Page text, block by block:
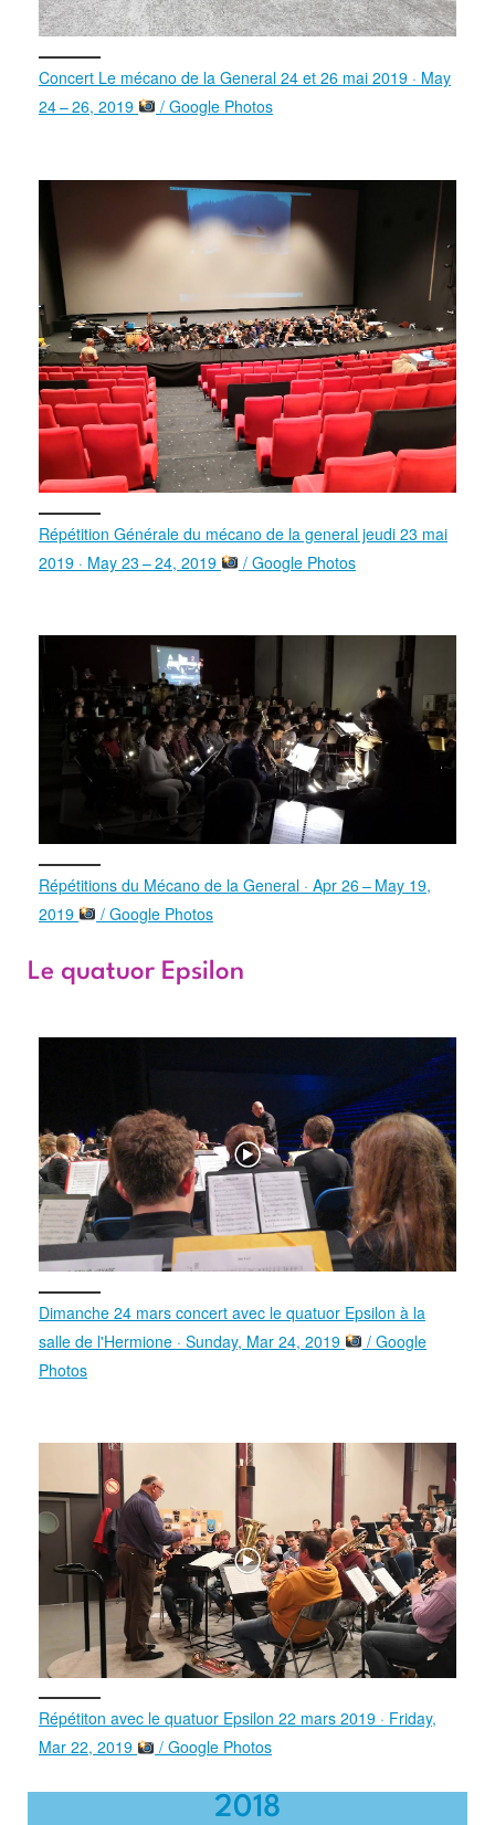
Concert Le mécano de la General 24 et 26 mai 2019 · May
24 – 26, 2019
/ Google Photos
Répétition Générale du mécano de la general jeudi 23 mai
2019 · May 23 – 24, 2019
/ Google Photos
Répétitions du Mécano de la General · Apr 26 – May 19,
2019
/ Google Photos
Le quatuor Epsilon
Dimanche 24 mars concert avec le quatuor Epsilon à la
salle de l'Hermione · Sunday, Mar 24, 2019
/ Google
Photos
Répétiton avec le quatuor Epsilon 22 mars 2019 · Friday,
Mar 22, 2019
/ Google Photos
2018